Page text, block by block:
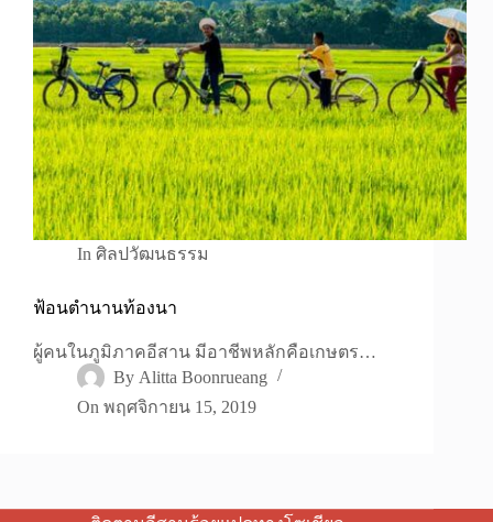
In ศิลปวัฒนธรรม
ฟ้อนตำนานท้องนา
ผู้คนในภูมิภาคอีสาน มีอาชีพหลักคือเกษตร…
By Alitta Boonrueang
On พฤศจิกายน 15, 2019